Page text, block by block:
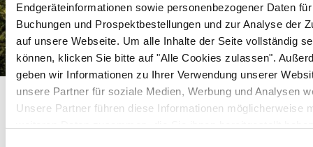
Endgeräteinformationen sowie personenbezogener Daten
Buchungen und Prospektbestellungen und zur Analyse der
auf unsere Webseite. Um alle Inhalte der Seite vollständig
können, klicken Sie bitte auf "Alle Cookies zulassen".
geben wir Informationen zu Ihrer Verwendung unserer
unsere Partner für soziale Medien, Werbung und Analysen
Unsere Partner führen diese Informationen möglicherweise
Brauneck Gipfelhaus Lenggries - Brauneck
Startseite Brauneck Gipfelhaus Lenggries - Brauneck
Brauneck Gipfelhaus